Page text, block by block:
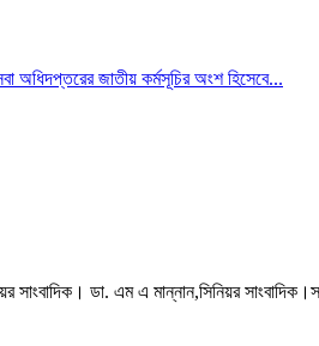
অধিদপ্তরের জাতীয় কর্মসূচির অংশ হিসেবে...
সাংবাদিক। ডা. এম এ মান্নান,সিনিয়র সাংবাদিক।